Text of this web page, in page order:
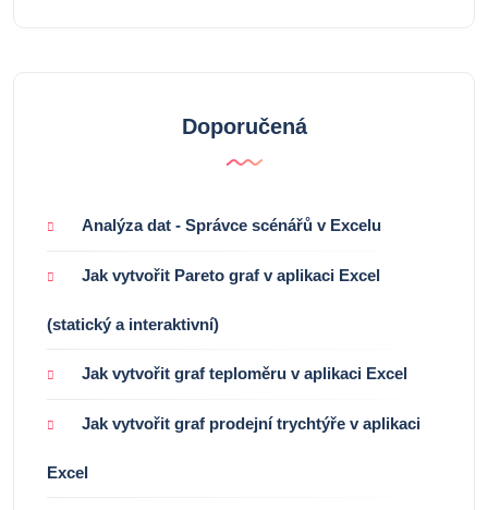
Doporučená
Analýza dat - Správce scénářů v Excelu
Jak vytvořit Pareto graf v aplikaci Excel
(statický a interaktivní)
Jak vytvořit graf teploměru v aplikaci Excel
Jak vytvořit graf prodejní trychtýře v aplikaci
Excel